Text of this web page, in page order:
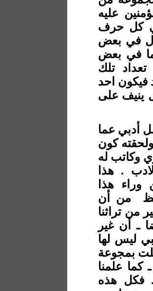
عليه
في كل حرف
في بعض
في بعض
تلك
فيكون احد
ينيف على
أدبي عما
كون
وكاتب له
. هذا
وراء هذا
من أن
من تراثنا
ـ أن غير
ليس لها
بمجوعة
كما علمنا
. فكل هذه